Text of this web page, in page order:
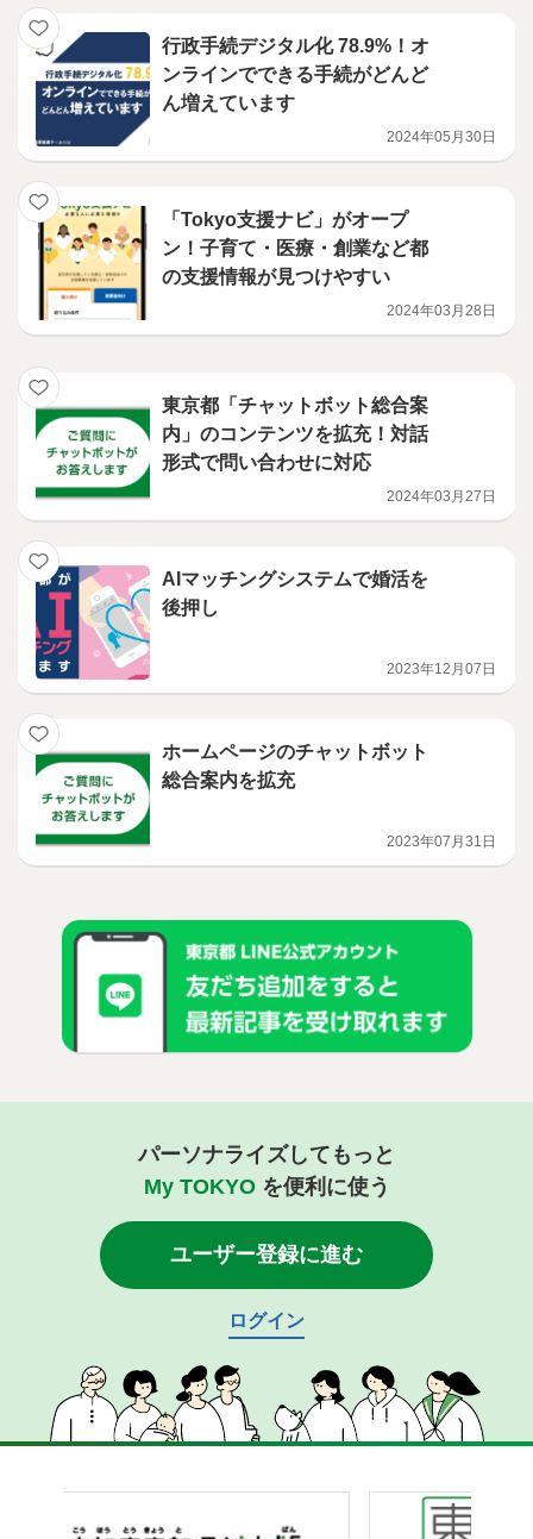
行政手続デジタル化 78.9%！オ
ンラインでできる手続がどんど
ん増えています
2024年05月30日
「Tokyo支援ナビ」がオープ
ン！子育て・医療・創業など都
の支援情報が見つけやすい
2024年03月28日
東京都「チャットボット総合案
内」のコンテンツを拡充！対話
形式で問い合わせに対応
2024年03月27日
AIマッチングシステムで婚活を
後押し
2023年12月07日
ホームページのチャットボット
総合案内を拡充
2023年07月31日
パーソナライズしてもっと
My TOKYOを便利に使う
ユーザー登録に進む
ログイン